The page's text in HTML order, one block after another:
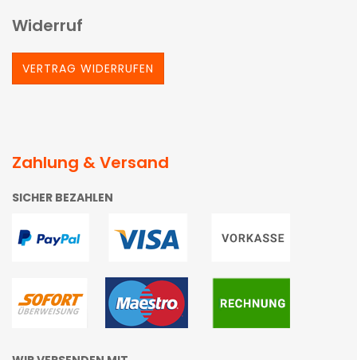
Widerruf
VERTRAG WIDERRUFEN
Zahlung & Versand
SICHER BEZAHLEN